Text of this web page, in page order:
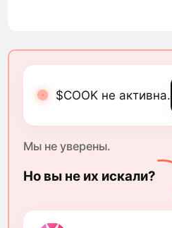
$COOK не активна.
Мы не уверены.
Но вы не их искали?